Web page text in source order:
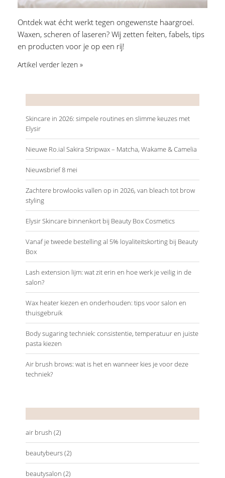
Ontdek wat écht werkt tegen ongewenste haargroei.
Waxen, scheren of laseren? Wij zetten feiten, fabels, tips
en producten voor je op een rij!
Artikel verder lezen »
Skincare in 2026: simpele routines en slimme keuzes met
Elysir
Nieuwe Ro.ial Sakira Stripwax – Matcha, Wakame & Camelia
Nieuwsbrief 8 mei
Zachtere browlooks vallen op in 2026, van bleach tot brow
styling
Elysir Skincare binnenkort bij Beauty Box Cosmetics
Vanaf je tweede bestelling al 5% loyaliteitskorting bij Beauty
Box
Lash extension lijm: wat zit erin en hoe werk je veilig in de
salon?
Wax heater kiezen en onderhouden: tips voor salon en
thuisgebruik
Body sugaring techniek: consistentie, temperatuur en juiste
pasta kiezen
Air brush brows: wat is het en wanneer kies je voor deze
techniek?
air brush (2)
beautybeurs(2)
beautysalon (2)